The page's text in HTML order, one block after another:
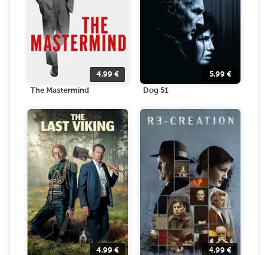
4.99 €
The Mastermind
5.99 €
Dog 51
4.99 € 4.99 €